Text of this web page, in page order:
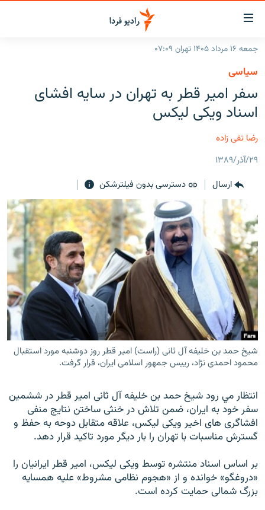
لینک‌های
قابلیت
دسترسی
بازگشت
منوی
اصلی
رفتن
به
صفحه
جهان
فرکانس‌ها
پادکست
چندرسانه‌ای
گزارش‌های تصویری
گزارش‌های ویدئویی
زنان فردا
English
به ما بپیوندید
زبان‌های دیگر
جمعه ۱۶ مرداد ۱۴۰۵ تهران ۰۷:۰۹
سیاسی
سفر امیر قطر به تهران در سایه افشای
اسناد ویکی لیکس
رضا تقی زاده
۲۹/آذر/۱۳۸۹
ارسال
دسترسی بدون فیلترشکن
شیخ حمد بن خلیفه آل ثانی (راست) امیر قطر روز دوشنبه مورد استقبال
محمود احمدی نژاد، رییس جمهور اسلامی ایران، قرار گرفت.
انتظار مي رود شيخ حمد بن خليفه آل ثانی امير قطر در ششمین
سفر خود به ایران، ضمن تلاش در خنثی ساختن نتايج منفی
افشاگری های اخير ويکی ليکس، علاقه متقابل دوحه به حفظ و
گسترش مناسبات با تهران را بار ديگر مورد تاکيد قرار دهد.
بر اساس اسناد منتشره توسط ويکی ليکس، امير قطر ايرانيان را
«دروغگو» خوانده و از «هجوم نظامی مشروط» عليه همسايه
بزرگ شمالی حمايت کرده است.